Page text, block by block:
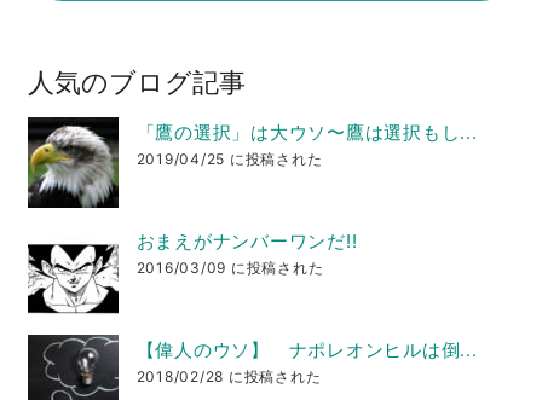
人気のブログ記事
「鷹の選択」は大ウソ〜鷹は選択もし...
2019/04/25 に投稿された
おまえがナンバーワンだ!!
2016/03/09 に投稿された
【偉人のウソ】 ナポレオンヒルは倒...
2018/02/28 に投稿された